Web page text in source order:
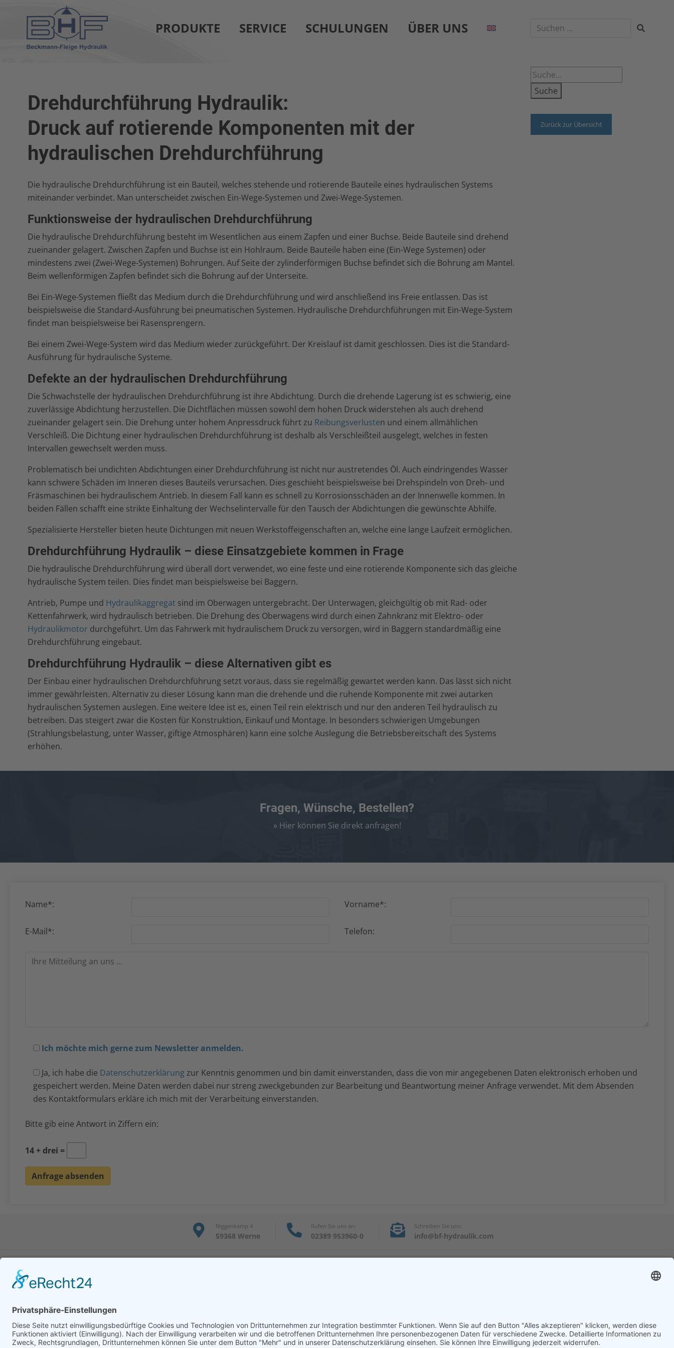
PRODUKTE SERVICE SCHULUNGEN ÜBER UNS
Drehdurchführung Hydraulik:
Druck auf rotierende Komponenten mit der
hydraulischen Drehdurchführung
Die hydraulische Drehdurchführung ist ein Bauteil, welches stehende und rotierende Bauteile eines hydraulischen Systems
miteinander verbindet. Man unterscheidet zwischen Ein-Wege-Systemen und Zwei-Wege-Systemen.
Funktionsweise der hydraulischen Drehdurchführung
Die hydraulische Drehdurchführung besteht im Wesentlichen aus einem Zapfen und einer Buchse. Beide Bauteile sind drehend
zueinander gelagert. Zwischen Zapfen und Buchse ist ein Hohlraum. Beide Bauteile haben eine (Ein-Wege Systemen) oder
mindestens zwei (Zwei-Wege-Systemen) Bohrungen. Auf Seite der zylinderförmigen Buchse befindet sich die Bohrung am Mantel.
Beim wellenförmigen Zapfen befindet sich die Bohrung auf der Unterseite.
Bei Ein-Wege-Systemen fließt das Medium durch die Drehdurchführung und wird anschließend ins Freie entlassen. Das ist
beispielsweise die Standard-Ausführung bei pneumatischen Systemen. Hydraulische Drehdurchführungen mit Ein-Wege-System
findet man beispielsweise bei Rasensprengern.
Bei einem Zwei-Wege-System wird das Medium wieder zurückgeführt. Der Kreislauf ist damit geschlossen. Dies ist die Standard-
Ausführung für hydraulische Systeme.
Defekte an der hydraulischen Drehdurchführung
Die Schwachstelle der hydraulischen Drehdurchführung ist ihre Abdichtung. Durch die drehende Lagerung ist es schwierig, eine
zuverlässige Abdichtung herzustellen. Die Dichtflächen müssen sowohl dem hohen Druck widerstehen als auch drehend
zueinander gelagert sein. Die Drehung unter hohem Anpressdruck führt zu Reibungsverlusten und einem allmählichen
Verschleiß. Die Dichtung einer hydraulischen Drehdurchführung ist deshalb als Verschleißteil ausgelegt, welches in festen
Intervallen gewechselt werden muss.
Problematisch bei undichten Abdichtungen einer Drehdurchführung ist nicht nur austretendes Öl. Auch eindringendes Wasser
kann schwere Schäden im Inneren dieses Bauteils verursachen. Dies geschieht beispielsweise bei Drehspindeln von Dreh- und
Fräsmaschinen bei hydraulischem Antrieb. In diesem Fall kann es schnell zu Korrosionsschäden an der Innenwelle kommen. In
beiden Fällen schafft eine strikte Einhaltung der Wechselintervalle für den Tausch der Abdichtungen die gewünschte Abhilfe.
Spezialisierte Hersteller bieten heute Dichtungen mit neuen Werkstoffeigenschaften an, welche eine lange Laufzeit ermöglichen.
Drehdurchführung Hydraulik – diese Einsatzgebiete kommen in Frage
Die hydraulische Drehdurchführung wird überall dort verwendet, wo eine feste und eine rotierende Komponente sich das gleiche
hydraulische System teilen. Dies findet man beispielsweise bei Baggern.
Antrieb, Pumpe und Hydraulikaggregat sind im Oberwagen untergebracht. Der Unterwagen, gleichgültig ob mit Rad- oder
Kettenfahrwerk, wird hydraulisch betrieben. Die Drehung des Oberwagens wird durch einen Zahnkranz mit Elektro- oder
Hydraulikmotor durchgeführt. Um das Fahrwerk mit hydraulischem Druck zu versorgen, wird in Baggern standardmäßig eine
Drehdurchführung eingebaut.
Drehdurchführung Hydraulik – diese Alternativen gibt es
Der Einbau einer hydraulischen Drehdurchführung setzt voraus, dass sie regelmäßig gewartet werden kann. Das lässt sich nicht
immer gewährleisten. Alternativ zu dieser Lösung kann man die drehende und die ruhende Komponente mit zwei autarken
hydraulischen Systemen auslegen. Eine weitere Idee ist es, einen Teil rein elektrisch und nur den anderen Teil hydraulisch zu
betreiben. Das steigert zwar die Kosten für Konstruktion, Einkauf und Montage. In besonders schwierigen Umgebungen
(Strahlungsbelastung, unter Wasser, giftige Atmosphären) kann eine solche Auslegung die Betriebsbereitschaft des Systems
erhöhen.
Suche
Zurück zur Übersicht
Fragen, Wünsche, Bestellen?
» Hier können Sie direkt anfragen!
Name*: Vorname*:
E-Mail*: Telefon:
Ich möchte mich gerne zum Newsletter anmelden.
Ja, ich habe die Datenschutzerklärungzur Kenntnis genommen und bin damit einverstanden, dass die von mir angegebenen Daten elektronisch erhoben und
gespeichert werden. Meine Daten werden dabei nur streng zweckgebunden zur Bearbeitung und Beantwortung meiner Anfrage verwendet. Mit dem Absenden
des Kontaktformulars erkläre ich mich mit der Verarbeitung einverstanden.
Bitte gib eine Antwort in Ziffern ein:
14 + drei =
Niggenkamp 4
59368 Werne
Rufen Sie uns an:
02389 953960-0
Schreiben Sie uns:
info@bf-hydraulik.com
Niggenkamp 4, 59368 Werne
+ 49 (0) 23 89 95 39 60-0
Projektierung
Zylinder
Datenschutz
Cookies